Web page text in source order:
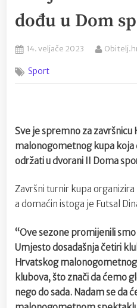
dođu u Dom
Posted
14. veljače 2023 By
Sport
Sve je spremno za završnicu
malonogometnog kupa koja
održati u dvorani II Doma
Završni turnir kupa
a domaćin istoga je Futsal
“Ove sezone promijenili
Umjesto dosadašnja četiri
Hrvatskog
klubova, što znači da ćemo
nego do sada. Nadam se da